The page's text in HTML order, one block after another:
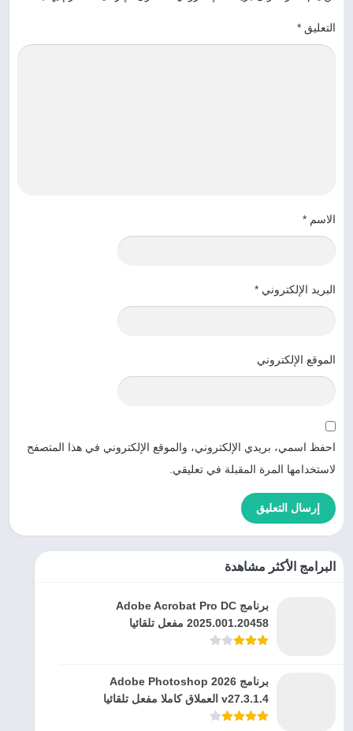
التعليق *
الاسم *
البريد الإلكتروني *
الموقع الإلكتروني
احفظ اسمي، بريدي الإلكتروني، والموقع الإلكتروني في هذا المتصفح
لاستخدامها المرة المقبلة في تعليقي.
البرامج الأكثر مشاهدة
برنامج Adobe Acrobat Pro DC
2025.001.20458 مفعل تلقائيا
برنامج Adobe Photoshop 2026
v27.3.1.4 العملاق كاملا مفعل تلقائيا